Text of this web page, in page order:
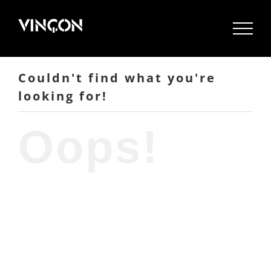
Couldn't find what you're
looking for!